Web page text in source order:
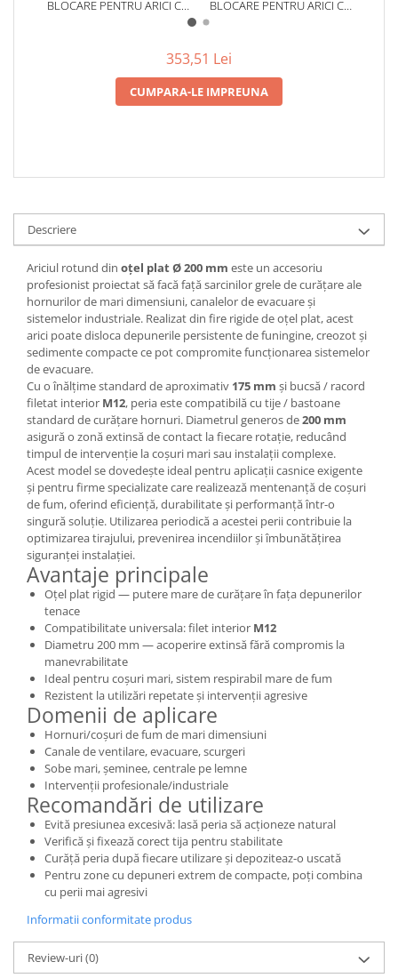
BLOCARE PENTRU ARICI CU
BLOCARE PENTRU ARICI CU
353,51 Lei
CUMPARA-LE IMPREUNA
Descriere
Ariciul rotund din oțel plat Ø 200 mm este un accesoriu
profesionist proiectat să facă față sarcinilor grele de curățare ale
hornurilor de mari dimensiuni, canalelor de evacuare și
sistemelor industriale. Realizat din fire rigide de oțel plat, acest
arici poate disloca depunerile persistente de funingine, creozot și
sedimente compacte ce pot compromite funcționarea sistemelor
de evacuare.
Cu o înălțime standard de aproximativ 175 mm și bucsă / racord
filetat interior M12, peria este compatibilă cu tije / bastoane
standard de curățare hornuri. Diametrul generos de200 mm
asigură o zonă extinsă de contact la fiecare rotație, reducând
timpul de intervenție la coșuri mari sau instalații complexe.
Acest model se dovedește ideal pentru aplicații casnice exigente
și pentru firme specializate care realizează mentenanță de coșuri
de fum, oferind eficiență, durabilitate și performanță într-o
singură soluție. Utilizarea periodică a acestei perii contribuie la
optimizarea tirajului, prevenirea incendiilor și îmbunătățirea
siguranței instalației.
Avantaje principale
Oțel plat rigid — putere mare de curățare în fața depunerilor
tenace
Compatibilitate universala: filet interior M12
Diametru 200 mm — acoperire extinsă fără compromis la
manevrabilitate
Ideal pentru coșuri mari, sistem respirabil mare de fum
Rezistent la utilizări repetate și intervenții agresive
Domenii de aplicare
Hornuri/coșuri de fum de mari dimensiuni
Canale de ventilare, evacuare, scurgeri
Sobe mari, șeminee, centrale pe lemne
Intervenții profesionale/industriale
Recomandări de utilizare
Evită presiunea excesivă: lasă peria să acționeze natural
Verifică și fixează corect tija pentru stabilitate
Curăță peria după fiecare utilizare și depoziteaz-o uscată
Pentru zone cu depuneri extrem de compacte, poți combina
cu perii mai agresivi
Informatii conformitate produs
Review-uri(0)